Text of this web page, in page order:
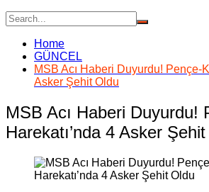
Home
GÜNCEL
MSB Acı Haberi Duyurdu! Pençe-
Asker Şehit Oldu
MSB Acı Haberi Duyurdu!
Harekatı’nda 4 Asker